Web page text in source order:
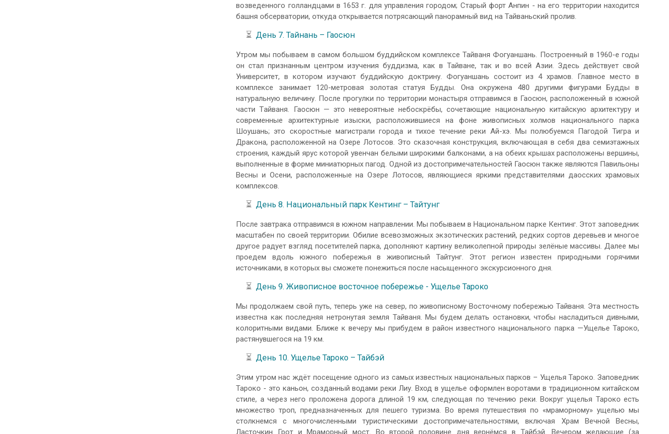
возведенного голландцами в 1653 г. для управления городом; Старый форт Анпин - на его территории находится
башня обсерватории, откуда открывается потрясающий панорамный вид на Тайваньский пролив.
⏳День 7. Тайнань – Гаосюн
Утром мы побываем в самом большом буддийском комплексе Тайваня Фогуаншань. Построенный в 1960-е годы
он стал признанным центром изучения буддизма, как в Тайване, так и во всей Азии. Здесь действует свой
Университет, в котором изучают буддийскую доктрину. Фогуаншань состоит из 4 храмов. Главное место в
комплексе занимает 120-метровая золотая статуя Будды. Она окружена 480 другими фигурами Будды в
натуральную величину. После прогулки по территории монастыря отправимся в Гаосюн, расположенный в южной
части Tайваня. Гаосюн — это невероятные небоскрёбы, сочетающие национальную китайскую архитектуру и
современные архитектурные изыски, расположившиеся на фоне живописных холмов национального парка
Шоушань; это скоростные магистрали города и тихое течение реки Ай-хэ. Мы полюбуемся Пагодой Тигра и
Дракона, расположенной на Озере Лотосов. Это сказочная конструкция, включающая в себя два семиэтажных
строения, каждый ярус которой увенчан белыми широкими балконами, а на обеих крышах расположены вершины,
выполненные в форме миниатюрных пагод. Одной из достопримечательностей Гаосюн также являются Павильоны
Весны и Осени, расположенные на Озере Лотосов, являющиеся яркими представителями даосских храмовых
комплексов.
⏳День 8. Национальный парк Кентинг – Тайтунг
После завтрака отправимся в южном направлении. Мы побываем в Национальном парке Кентинг. Этот заповедник
масштабен по своей территории. Обилие всевозможных экзотических растений, редких сортов деревьев и многое
другое радует взгляд посетителей парка, дополняют картину великолепной природы зелёные массивы. Далее мы
проедем вдоль южного побережья в живописный Тайтунг. Этот регион известен природными горячими
источниками, в которых вы сможете понежиться после насыщенного экскурсионного дня.
⏳День 9. Живописное восточное побережье - Ущелье Тароко
Мы продолжаем свой путь, теперь уже на север, по живописному Восточному побережью Тайваня. Эта местность
известна как последняя нетронутая земля Тайваня. Мы будем делать остановки, чтобы насладиться дивными,
колоритными видами. Ближе к вечеру мы прибудем в район известного национального парка —Ущелье Тароко,
растянувшегося на 19 км.
⏳День 10. Ущелье Тароко – Тайбэй
Этим утром нас ждёт посещение одного из самых известных национальных парков – Ущелья Тароко. Заповедник
Тароко - это каньон, созданный водами реки Лиу. Вход в ущелье оформлен воротами в традиционном китайском
стиле, а через него проложена дорога длиной 19 км, следующая по течению реки. Вокруг ущелья Тароко есть
множество троп, предназначенных для пешего туризма. Во время путешествия по «мраморному» ущелью мы
столкнемся с многочисленными туристическими достопримечательностями, включая Храм Вечной Весны,
Ласточкин Грот и Мраморный мост. Во второй половине дня вернёмся в Тайбэй. Вечером желающие (за